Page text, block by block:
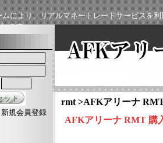
により、リアルマネートレードサービスを
ます
新規会員登録
rmt >AFKアリーナ
AFKアリーナ RMT 購